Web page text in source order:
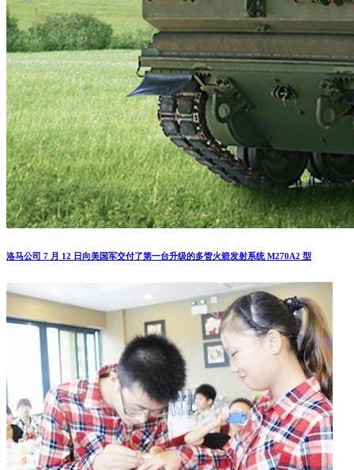
洛马公司 7 月 12 日向美国军交付了第一台升级的多管火箭发射系统 M270A2 型